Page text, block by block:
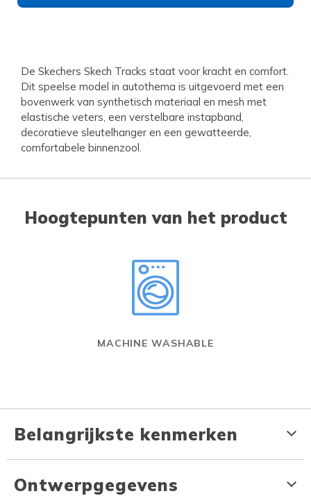
De Skechers Skech Tracks staat voor kracht en comfort.
Dit speelse model in autothema is uitgevoerd met een
bovenwerk van synthetisch materiaal en mesh met
elastische veters, een verstelbare instapband,
decoratieve sleutelhanger en een gewatteerde,
comfortabele binnenzool.
Hoogtepunten van het product
MACHINE WASHABLE
Belangrijkste kenmerken
Ontwerpgegevens